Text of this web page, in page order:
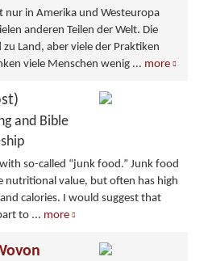
nur in Amerika und Westeuropa
anderen Teilen der Welt. Die
Land, aber viele der Praktiken
viele Menschen wenig ... more
and Bible
so-called “junk food.” Junk food
nutritional value, but often has high
calories. I would suggest that
to ... more